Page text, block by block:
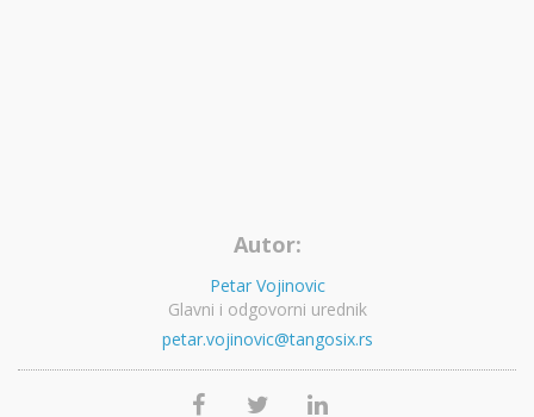
Autor:
Petar Vojinovic
Glavni i odgovorni urednik
petar.vojinovic@tangosix.rs